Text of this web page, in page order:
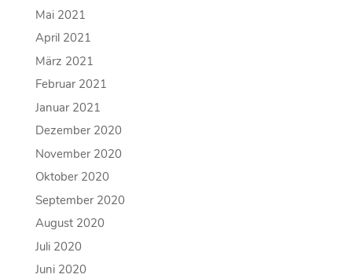
Mai 2021
April 2021
März 2021
Februar 2021
Januar 2021
Dezember 2020
November 2020
Oktober 2020
September 2020
August 2020
Juli 2020
Juni 2020